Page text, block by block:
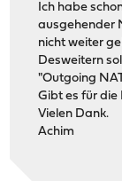
Ich habe
ausgehender
nicht weiter
Desweitern
"Outgoing
Gibt es für die
Vielen Dank.
Achim